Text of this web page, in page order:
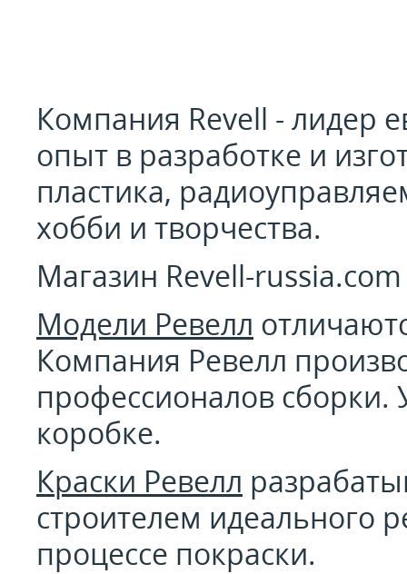
Компания Revell - лидер
опыт в разработке и
пластика,
хобби и творчества.
Магазин Revell-
Модели Ревелл
Компания Ревелл
профессионалов сборки.
коробке.
Краски Ревелл
строителем идеального
процессе покраски.